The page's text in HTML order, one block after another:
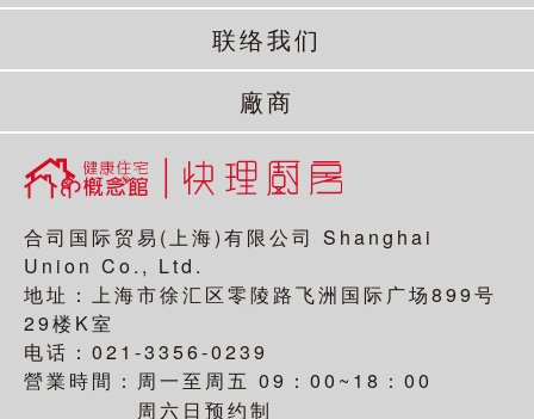
联络我们
廠商
合司国际贸易(上海)有限公司 Shanghai
Union Co., Ltd.
地址：上海市徐汇区零陵路飞洲国际广场899号
29楼K室
电话：021-3356-0239
營業時間：
周一至周五 09：00~18：00
周六日预约制